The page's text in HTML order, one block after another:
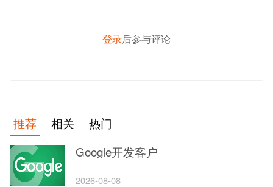
登录后参与评论
推荐 相关
热门
Google开发客户
2026-08-08